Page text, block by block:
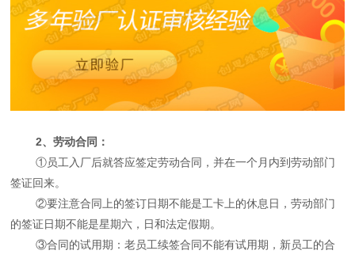
2、劳动合同：
①员工入厂后就答应签定劳动合同，并在一个月内到劳动部门
签证回来。
②要注意合同上的签订日期不能是工卡上的休息日，劳动部门
的签证日期不能是星期六，日和法定假期。
③合同的试用期：老员工续签合同不能有试用期，新员工的合